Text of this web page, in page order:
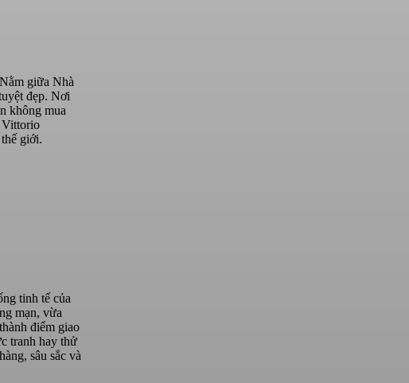
giữa Nhà
đẹp. Nơi
không mua
Vittorio
giới.
tinh tế của
mạn, vừa
điểm giao
tranh hay thử
sâu sắc và